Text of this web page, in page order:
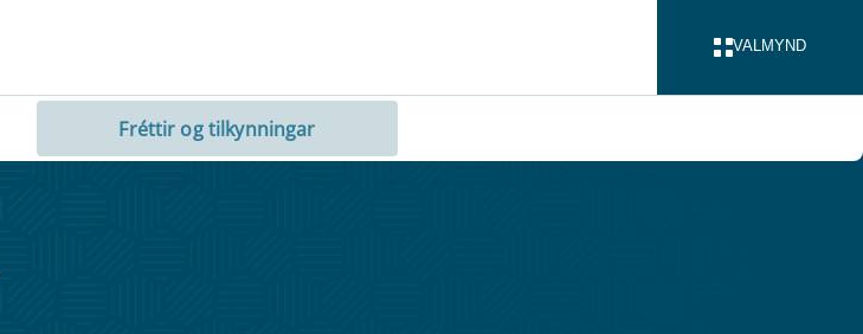
VALMYND
Fréttir og tilkynningar